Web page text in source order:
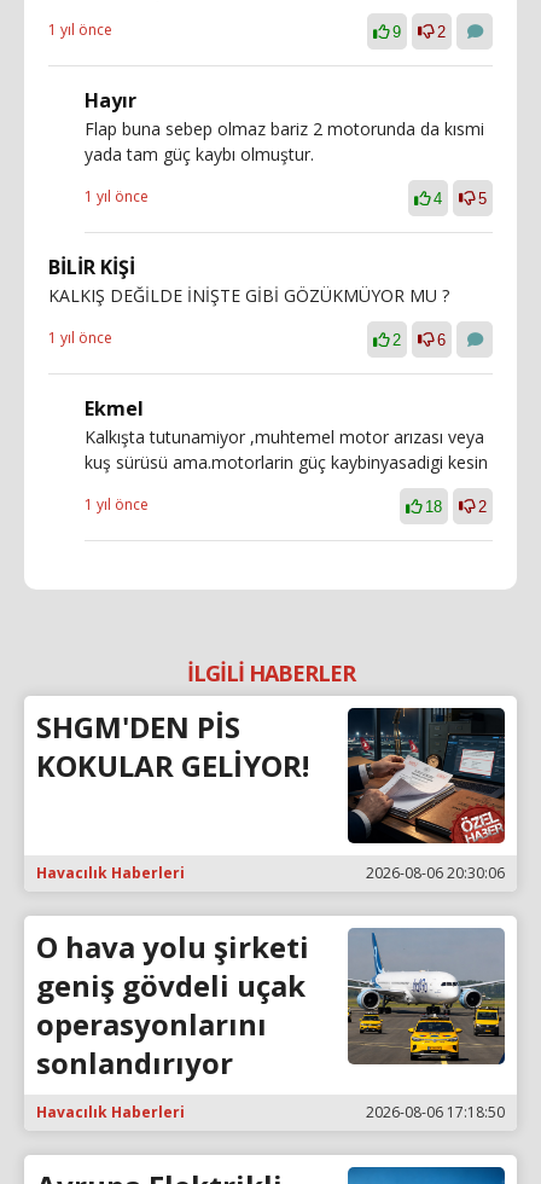
1 yıl önce 9 2
Hayır
Flap buna sebep olmaz bariz 2 motorunda da kısmi
yada tam güç kaybı olmuştur.
1 yıl önce 4 5
BİLİR KİŞİ
KALKIŞ DEĞİLDE İNİŞTE GİBİ GÖZÜKMÜYOR MU ?
1 yıl önce 2 6
Ekmel
Kalkışta tutunamiyor ,muhtemel motor arızası veya
kuş sürüsü ama.motorlarin güç kaybinyasadigi kesin
1 yıl önce 18 2
İLGİLİ HABERLER
SHGM'DEN PİS
KOKULAR GELİYOR!
Havacılık Haberleri 2026-08-06 20:30:06
O hava yolu şirketi
geniş gövdeli uçak
operasyonlarını
sonlandırıyor
Havacılık Haberleri 2026-08-06 17:18:50